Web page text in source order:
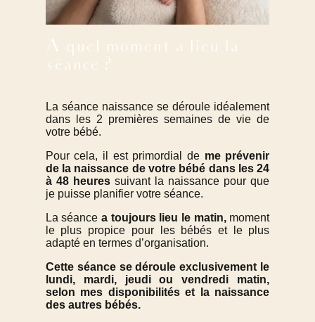
A quel moment a lieu la
séance ?
La séance naissance se déroule idéalement
dans les 2 premières semaines de vie de
votre bébé.
Pour cela, il est primordial de me prévenir
de la naissance de votre bébé dans les 24
à 48 heuressuivant la naissance pour que
je puisse planifier votre séance.
La séancea toujours lieu le matin,moment
le plus propice pour les bébés et le plus
adapté en termes d’organisation.
Cette séance se déroule exclusivement le
lundi, mardi, jeudi ou vendredi matin,
selon mes disponibilités et la naissance
des autres bébés.